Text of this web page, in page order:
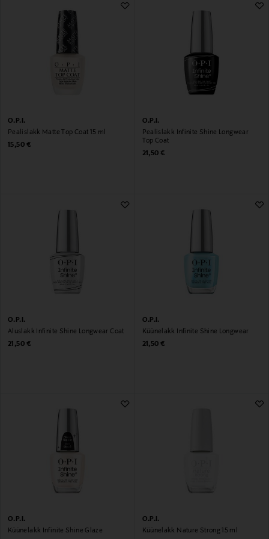
O.P.I.
Pealislakk Matte Top Coat 15 ml
Original Price
15,50 €
O.P.I.
Pealislakk Infinite Shine Longwear
Top Coat
Original Price
21,50 €
O.P.I.
Aluslakk Infinite Shine Longwear Coat
Original Price
21,50 €
O.P.I.
Küünelakk Infinite Shine Longwear
Original Price
21,50 €
O.P.I.
Küünelakk Infinite Shine Glaze
O.P.I.
Küünelakk Nature Strong 15 ml